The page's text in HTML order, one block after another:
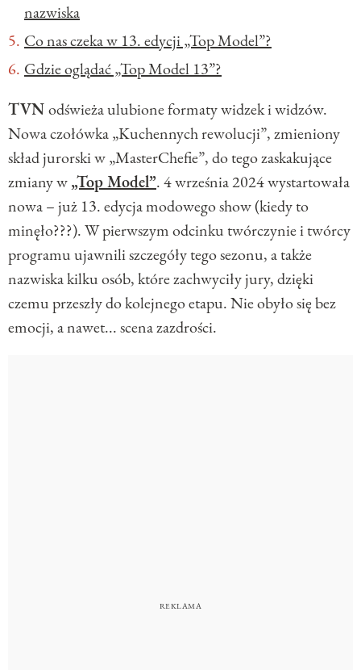
nazwiska
Co nas czeka w 13. edycji „Top Model”?
Gdzie oglądać „Top Model 13”?
TVNodświeża ulubione formaty widzek i widzów.
Nowa czołówka „Kuchennych rewolucji”, zmieniony
skład jurorski w „MasterChefie”, do tego zaskakujące
zmiany w„Top Model”. 4 września 2024 wystartowała
nowa – już 13. edycja modowego show (kiedy to
minęło???). W pierwszym odcinku twórczynie i twórcy
programu ujawnili szczegóły tego sezonu, a także
nazwiska kilku osób, które zachwyciły jury, dzięki
czemu przeszły do kolejnego etapu. Nie obyło się bez
emocji, a nawet... scena zazdrości.